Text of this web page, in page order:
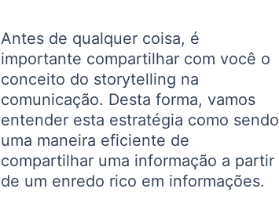
Antes de qualquer coisa, é
importante compartilhar com você o
conceito do storytelling na
comunicação. Desta forma, vamos
entender esta estratégia como sendo
uma maneira eficiente de
compartilhar uma informação a partir
de um enredo rico em informações.